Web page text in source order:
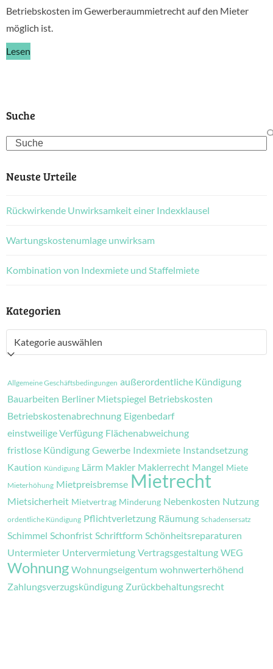
Betriebskosten im Gewerberaummietrecht auf den Mieter
möglich ist.
Lesen
Suche
Search
Neuste Urteile
Rückwirkende Unwirksamkeit einer Indexklausel
Wartungskostenumlage unwirksam
Kombination von Indexmiete und Staffelmiete
Kategorien
Kategorien
Allgemeine Geschäftsbedingungen außerordentliche Kündigung
Bauarbeiten Berliner Mietspiegel Betriebskosten
Betriebskostenabrechnung Eigenbedarf
einstweilige Verfügung Flächenabweichung
fristlose Kündigung Gewerbe Indexmiete Instandsetzung
Kaution Kündigung Lärm Makler Maklerrecht Mangel Miete
Mieterhöhung Mietpreisbremse Mietrecht
Mietsicherheit Mietvertrag Minderung Nebenkosten Nutzung
ordentliche Kündigung Pflichtverletzung Räumung Schadensersatz
Schimmel Schonfrist Schriftform Schönheitsreparaturen
Untermieter Untervermietung Vertragsgestaltung WEG
Wohnung Wohnungseigentum wohnwerterhöhend
Zahlungsverzugskündigung Zurückbehaltungsrecht